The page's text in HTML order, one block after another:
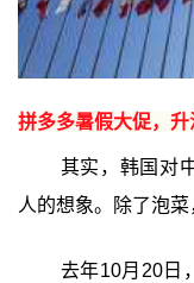
拼多多暑假大促，
其实，韩国对
人的想象。除了泡菜
去年10月20日